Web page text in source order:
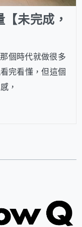
未完成，
個時代就做很多
完看懂，但這個
，